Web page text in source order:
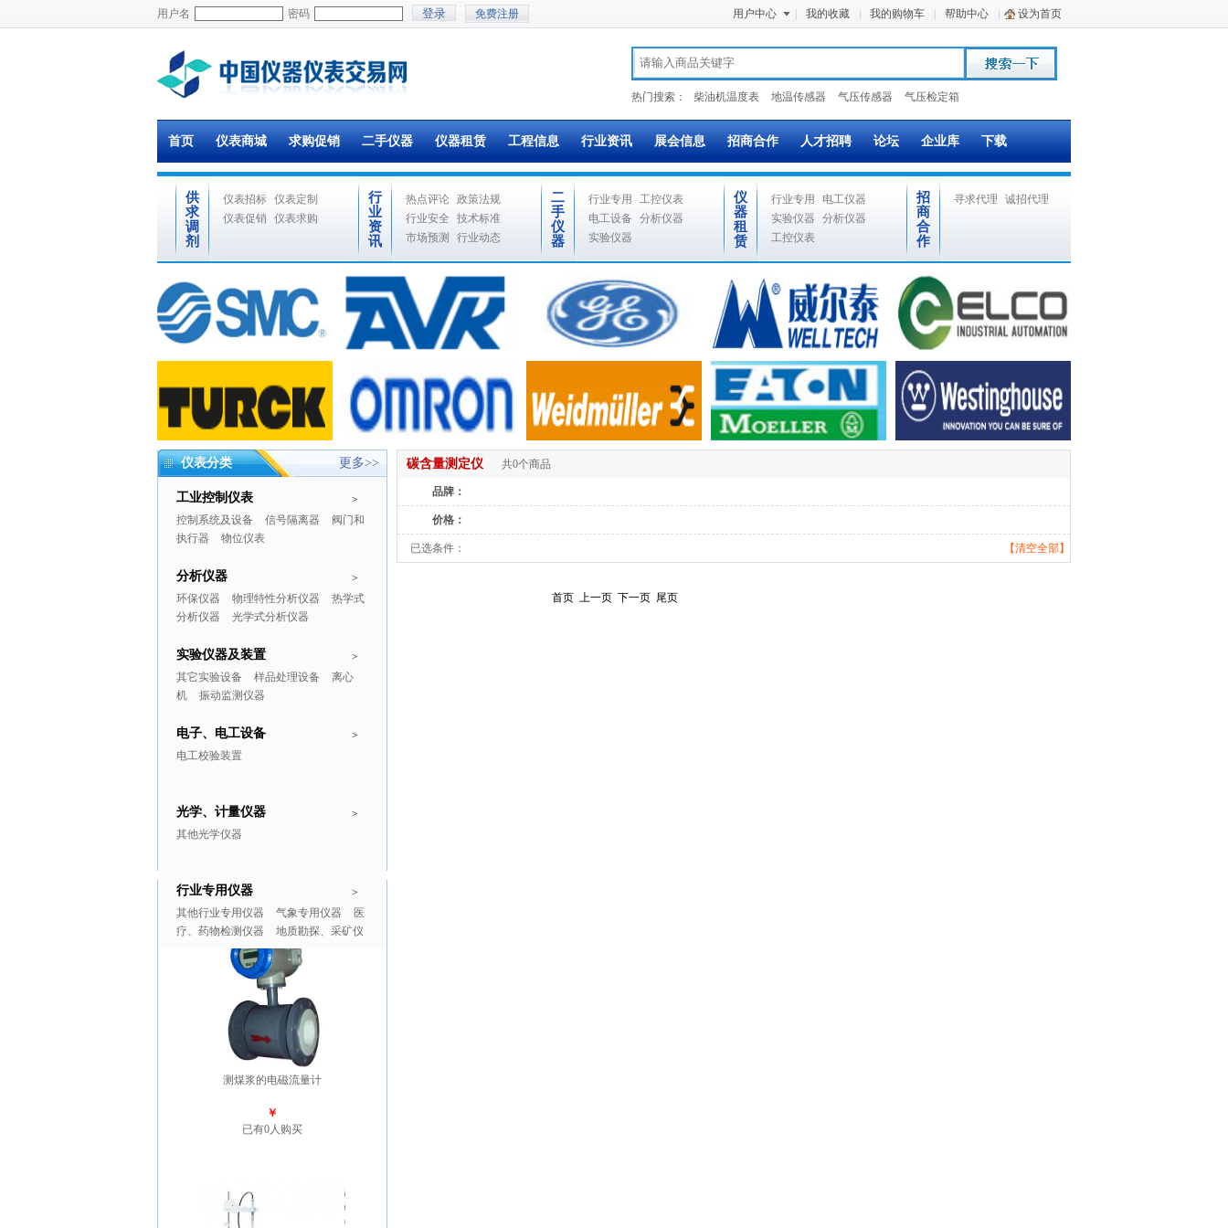
用户名 密码 免费注册 用户中心 我的收藏 我的购物车 帮助中心 设为首页
热门搜索： 柴油机温度表 地温传感器 气压传感器 气压检定箱
首页 仪表商城 求购促销 二手仪器 仪器租赁 工程信息 行业资讯 展会信息 招商合作 人才招聘 论坛 企业库 下载
供
求
调
剂
仪表招标 仪表定制
仪表促销
仪表求购
行
业
资
讯
热点评论 政策法规
行业安全
技术标准
市场预测
行业动态
二
手
仪
器
行业专用
工控仪表
电工设备
分析仪器
实验仪器
仪
器
租
赁
行业专用
电工仪器
实验仪器
分析仪器
工控仪表
招
商
合
作
寻求代理 诚招代理
仪表分类 更多>>
>
工业控制仪表
控制系统及设备 信号隔离器
阀门和
执行器
物位仪表
>
分析仪器
环保仪器 物理特性分析仪器
热学式
分析仪器
光学式分析仪器
>
实验仪器及装置
其它实验设备 样品处理设备
离心
机
振动监测仪器
>
电子、电工设备
电工校验装置
>
光学、计量仪器
其他光学仪器
>
行业专用仪器
其他行业专用仪器 气象专用仪器
医
疗、药物检测仪器
地质勘探、采矿仪
推广商品 更多>>
测煤浆的电磁流量计
￥
已有0人购买
碳含量测定仪 共0个商品
品牌：
价格：
【清空全部】
已选条件：
首页 上一页 下一页 尾页